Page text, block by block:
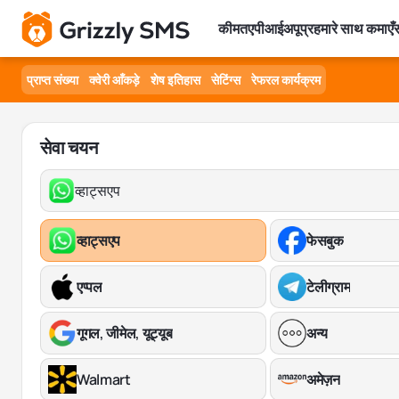
कीमतएपीआईअपूप्रहमारे साथ कमाएँ
प्राप्त संख्या क्वेरी आँकड़े शेष इतिहास सेटिंग्स रेफरल कार्यक्रम
सेवा चयन
व्हाट्सएप
व्हाट्सएप फेसबुक
एप्पल टेलीग्राम
गूगल, जीमेल, यूट्यूब अन्य
Walmart अमेज़न